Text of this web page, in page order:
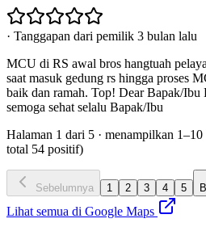
· Tanggapan dari pemilik 3 bulan lalu
MCU di RS awal bros hangtuah
saat masuk gedung rs hingga proses
baik dan ramah. Top! Dear Bapak/Ibu
semoga sehat selalu Bapak/Ibu
Halaman 1 dari 5 · menampilkan 1–10
total 54 positif)
Sebelumnya 1 2 3 4 5
Lihat semua di Google Maps